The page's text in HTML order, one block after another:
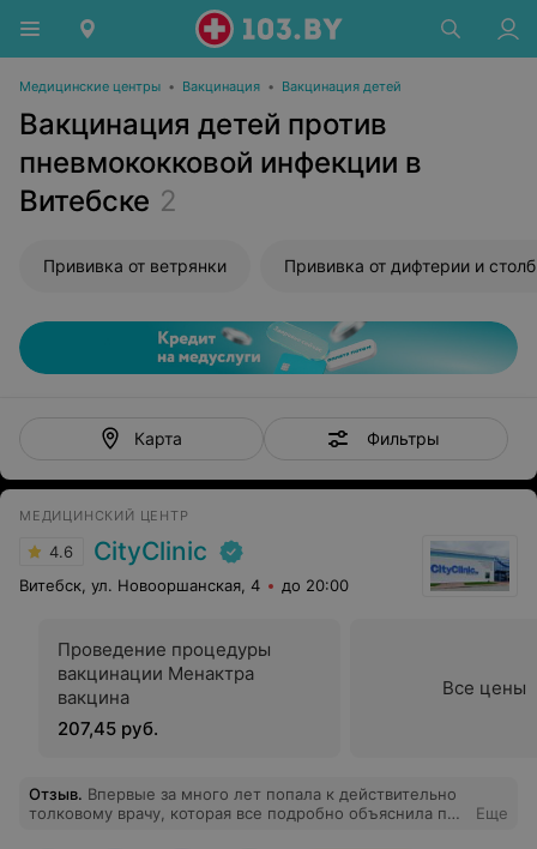
Медицинские центры • Вакцинация • Вакцинация детей
Вакцинация детей против
пневмококковой инфекции в
Витебске 2
Прививка от ветрянки
Карта Фильтры
МЕДИЦИНСКИЙ ЦЕНТР
4.6 CityClinic
Витебск, ул. Новооршанская, 4 до 20:00
Проведение процедуры
вакцинации Менактра
вакцина
207,45 руб.
Все цены
Отзыв. Впервые за много лет попала к действительно
толковому врачу, которая все подробно объяснила по
Еще